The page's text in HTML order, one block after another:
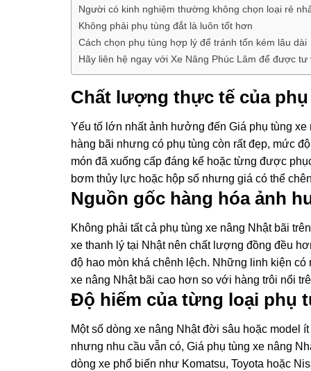
Người có kinh nghiệm thường không chọn loại rẻ
Không phải phụ tùng đắt là luôn tốt hơn
Cách chọn phụ tùng hợp lý để tránh tốn kém lâu dài
Hãy liên hệ ngay với Xe Nâng Phúc Lâm để được
Chất lượng thực tế của
Yếu tố lớn nhất ảnh hưởng đến Giá phụ tùng
hàng bãi nhưng có phụ tùng còn rất đẹp, mức
món đã xuống cấp đáng kể hoặc từng được
bơm thủy lực hoặc hộp số nhưng giá có thể
Nguồn gốc hàng hóa ảnh
Không phải tất cả phụ tùng xe nâng Nhật bãi
xe thanh lý tại Nhật nên chất lượng đồng đều
độ hao mòn khá chênh lệch. Những linh kiện
xe nâng Nhật bãi cao hơn so với hàng trôi nổi
Độ hiếm của từng loại phụ
Một số dòng xe nâng Nhật đời sâu hoặc model
nhưng nhu cầu vẫn có, Giá phụ tùng xe nâng
dòng xe phổ biến như Komatsu, Toyota hoặc